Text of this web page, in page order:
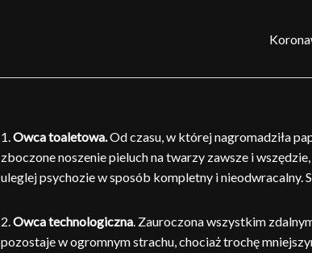
1.Owca toaletowa.Od czasu, w której nagromadziła
zboczone noszenie pieluch na twarzy zawsze i
uleglej psychozie w sposób kompletny i nieodwracalny.
2.Owca technologiczna. Zauroczona wszystkim
pozostaje w ogromnym strachu, chociaż trochę